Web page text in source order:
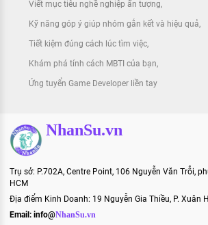
Viết mục tiêu nghề nghiệp ấn tượng
Kỹ năng góp ý giúp nhóm gắn kết và hiệu quả
Tiết kiệm đúng cách lúc tìm việc
Khám phá tính cách MBTI của bạn
Ứng tuyển Game Developer liền tay
NhanSu.vn
Trụ sở: P.702A, Centre Point, 106 Nguyễn Văn Trỗi,
HCM
Địa điểm Kinh Doanh: 19 Nguyễn Gia Thiều, P. Xuân
Email: info@NhanSu.vn